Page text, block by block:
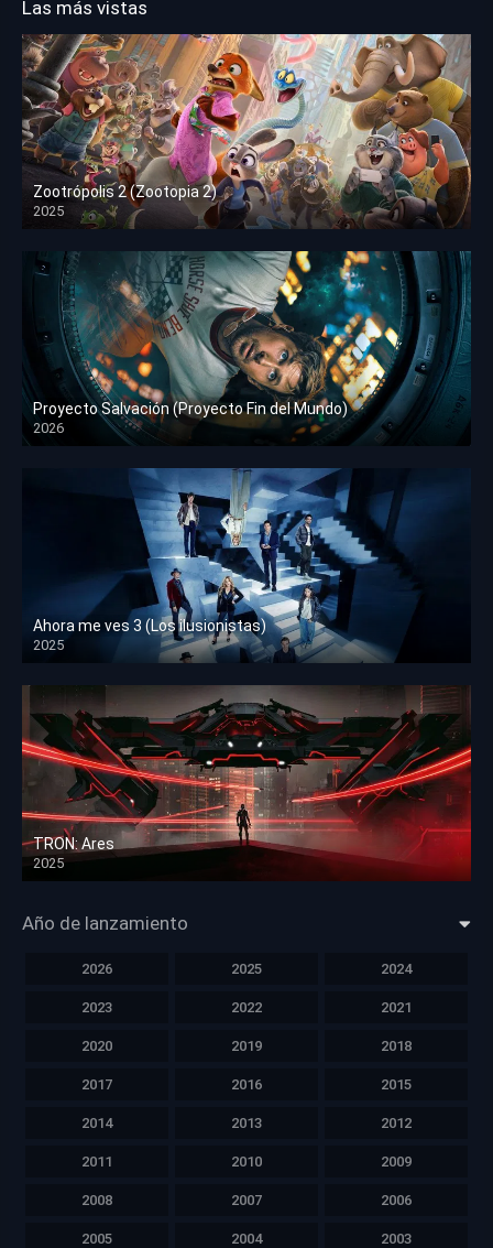
Las más vistas
Zootrópolis 2 (Zootopia 2)
2025
HD 1080p
Proyecto Salvación (Proyecto Fin del Mundo)
2026
HD 1080p
Ahora me ves 3 (Los ilusionistas)
2025
HD 1080p
TRON: Ares
2025
HD 1080p
Año de lanzamiento
2026 2025 2024
2023 2022 2021
2020 2019 2018
2017 2016 2015
2014 2013 2012
2011 2010 2009
2008 2007 2006
2005 2004 2003